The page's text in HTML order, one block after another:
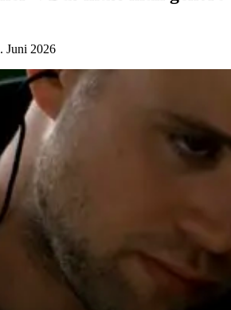
Juni 2026